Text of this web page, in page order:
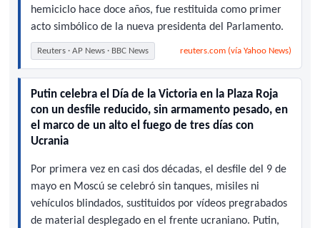
hemiciclo hace doce años, fue restituida como primer
acto simbólico de la nueva presidenta del Parlamento.
Reuters · AP News · BBC News reuters.com (vía Yahoo News)
Putin celebra el Día de la Victoria en la Plaza Roja
con un desfile reducido, sin armamento pesado, en
el marco de un alto el fuego de tres días con
Ucrania
Por primera vez en casi dos décadas, el desfile del 9 de
mayo en Moscú se celebró sin tanques, misiles ni
vehículos blindados, sustituidos por vídeos pregrabados
de material desplegado en el frente ucraniano. Putin,